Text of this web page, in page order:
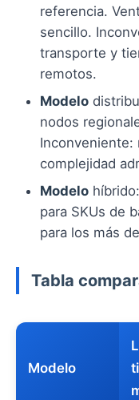
referencia.
sencillo.
transporte y
remotos.
Modelo
nodos
Inconveniente:
complejidad
Modelo
para SKUs de
para los más
Tabla
Modelo